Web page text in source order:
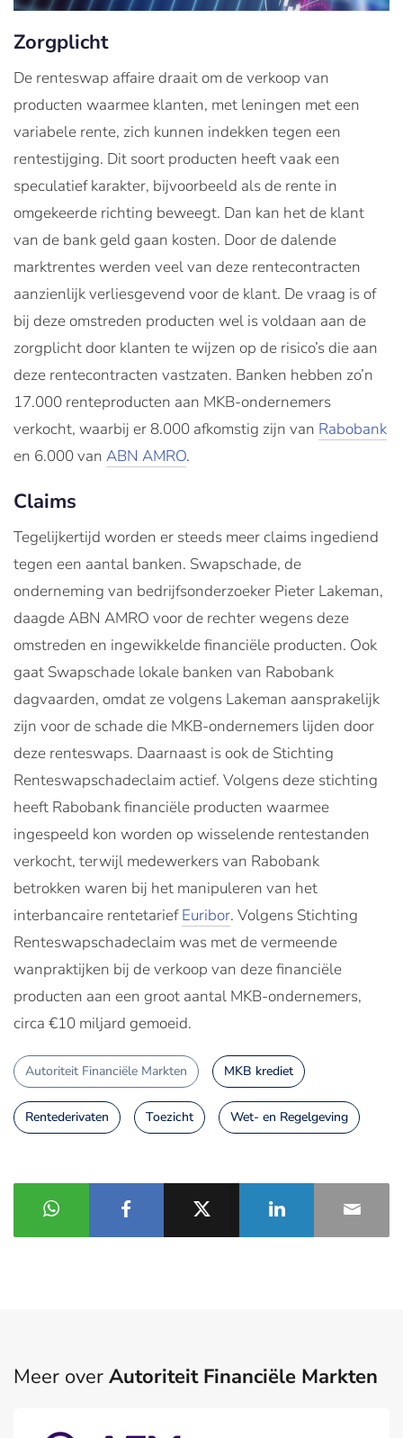
Zorgplicht
De renteswap affaire draait om de verkoop van
producten waarmee klanten, met leningen met een
variabele rente, zich kunnen indekken tegen een
rentestijging. Dit soort producten heeft vaak een
speculatief karakter, bijvoorbeeld als de rente in
omgekeerde richting beweegt. Dan kan het de klant
van de bank geld gaan kosten. Door de dalende
marktrentes werden veel van deze rentecontracten
aanzienlijk verliesgevend voor de klant. De vraag is of
bij deze omstreden producten wel is voldaan aan de
zorgplicht door klanten te wijzen op de risico’s die aan
deze rentecontracten vastzaten. Banken hebben zo’n
17.000 renteproducten aan MKB-ondernemers
verkocht, waarbij er 8.000 afkomstig zijn van Rabobank
en 6.000 van ABN AMRO.
Claims
Tegelijkertijd worden er steeds meer claims ingediend
tegen een aantal banken. Swapschade, de
onderneming van bedrijfsonderzoeker Pieter Lakeman,
daagde ABN AMRO voor de rechter wegens deze
omstreden en ingewikkelde financiële producten. Ook
gaat Swapschade lokale banken van Rabobank
dagvaarden, omdat ze volgens Lakeman aansprakelijk
zijn voor de schade die MKB-ondernemers lijden door
deze renteswaps. Daarnaast is ook de Stichting
Renteswapschadeclaim actief. Volgens deze stichting
heeft Rabobank financiële producten waarmee
ingespeeld kon worden op wisselende rentestanden
verkocht, terwijl medewerkers van Rabobank
betrokken waren bij het manipuleren van het
interbancaire rentetariefEuribor. Volgens Stichting
Renteswapschadeclaim was met de vermeende
wanpraktijken bij de verkoop van deze financiële
producten aan een groot aantal MKB-ondernemers,
circa €10 miljard gemoeid.
Autoriteit Financiële Markten MKB krediet
Rentederivaten Toezicht Wet- en Regelgeving
Meer over Autoriteit Financiële Markten